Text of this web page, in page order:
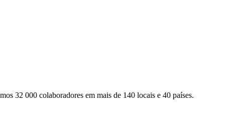
32 000 colaboradores em mais de 140 locais e 40 países.